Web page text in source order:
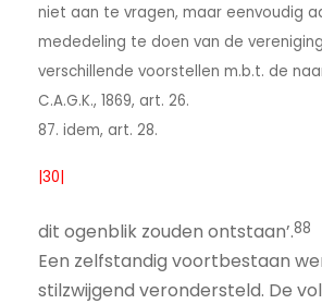
niet aan te vragen, maar eenvoudig
mededeling te doen van de
verschillende voorstellen m.b.t. de
C.A.G.K., 1869, art. 26.
87. idem, art. 28.
|30|
dit ogenblik zouden ontstaan’.88
Een zelfstandig voortbestaan
stilzwijgend verondersteld. De